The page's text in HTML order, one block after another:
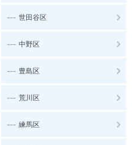
--- 世田谷区
--- 中野区
--- 豊島区
--- 荒川区
--- 練馬区